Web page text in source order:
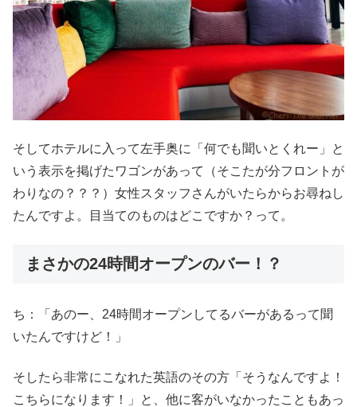
そしてホテルに入って左手奥に「何でも聞いとくれー」と
いう表示を掲げたワゴンがあって（そこたが分フロントが
わりなの？？？）女性スタッフさんがいたらからお尋ねし
たんですよ。目当てのものはどこですか？って。
まさかの24時間オープンのバー！？
ち：「あのー、24時間オープンしてるバーがあるって聞
いたんですけど！」
そしたら非常にこなれた英語のその方「そうなんですよ！
こちらになります！」と、他に客がいなかったこともあっ